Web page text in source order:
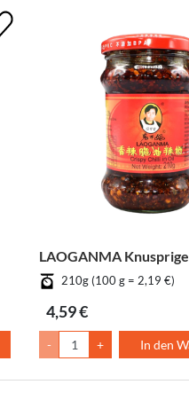
LAOGANMA
210g (100 g = 2,19 €)
4,59 €
- + In den